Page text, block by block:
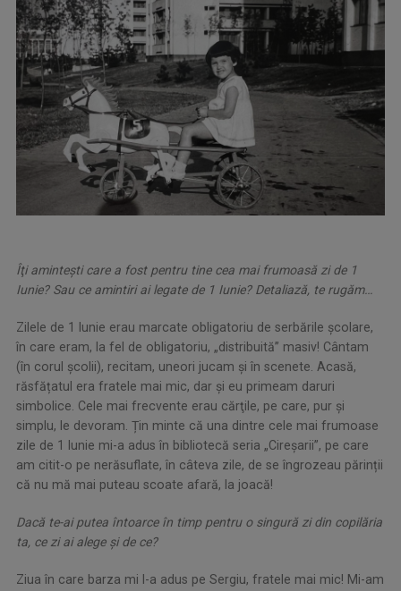
Îţi aminteşti care a fost pentru tine cea mai frumoasă zi de 1
Iunie? Sau ce amintiri ai legate de 1 Iunie? Detaliază, te rugăm…
Zilele de 1 Iunie erau marcate obligatoriu de serbările şcolare,
în care eram, la fel de obligatoriu, „distribuită” masiv! Cântam
(în corul şcolii), recitam, uneori jucam şi în scenete. Acasă,
răsfățatul era fratele mai mic, dar și eu primeam daruri
simbolice. Cele mai frecvente erau cărţile, pe care, pur şi
simplu, le devoram. Țin minte că una dintre cele mai frumoase
zile de 1 Iunie mi-a adus în bibliotecă seria „Cireşarii”, pe care
am citit-o pe nerăsuflate, în câteva zile, de se îngrozeau părinții
că nu mă mai puteau scoate afară, la joacă!
Dacă te-ai putea întoarce în timp pentru o singură zi din copilăria
ta, ce zi ai alege și de ce?
Ziua în care barza mi l-a adus pe Sergiu, fratele mai mic! Mi-am